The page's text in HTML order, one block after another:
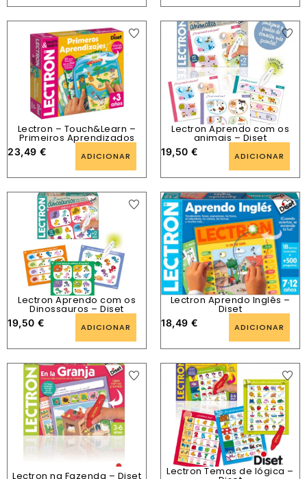
Lectron – Touch&Learn –
Primeiros Aprendizados
23,49 € ADICIONAR
Lectron Aprendo com os
animais – Diset
19,50 € ADICIONAR
Lectron Aprendo com os
Dinossauros – Diset
19,50 € ADICIONAR
Lectron Aprendo Inglês –
Diset
18,49 € ADICIONAR
Lectron na Fazenda – Diset Lectron Temas de lógica –